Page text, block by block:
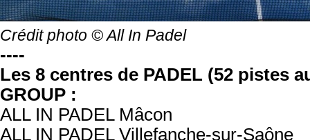
Crédit photo © All In Padel
----
Les 8 centres de PADEL (52 pistes
GROUP :
ALL IN PADEL Mâcon
ALL IN PADEL Villefanche-sur-Saône